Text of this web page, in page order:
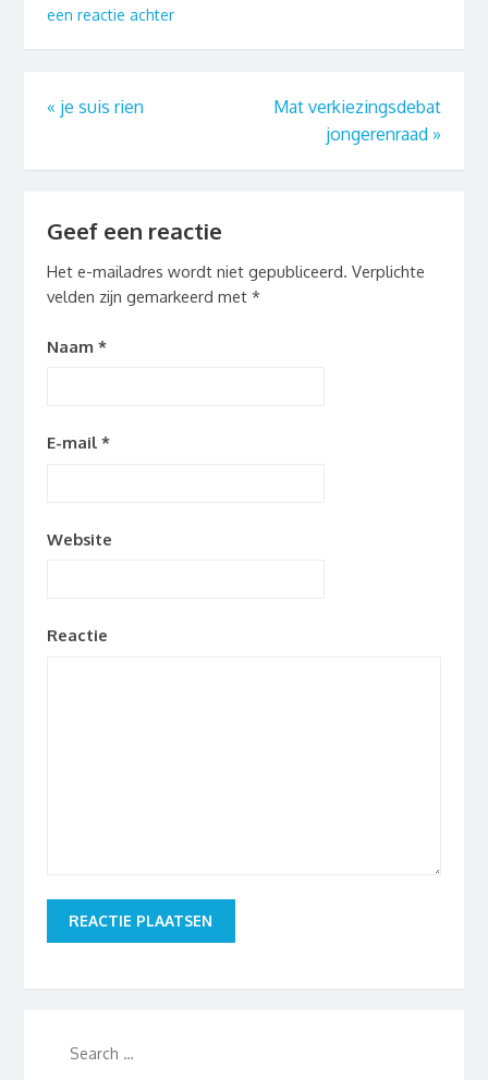
een reactie achter
« je suis rien
Mat verkiezingsdebat
jongerenraad »
Geef een reactie
Het e-mailadres wordt niet gepubliceerd. Verplichte
velden zijn gemarkeerd met *
Naam *
E-mail *
Website
Reactie